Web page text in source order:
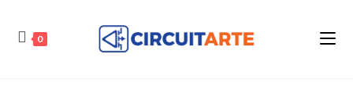
contenido
0